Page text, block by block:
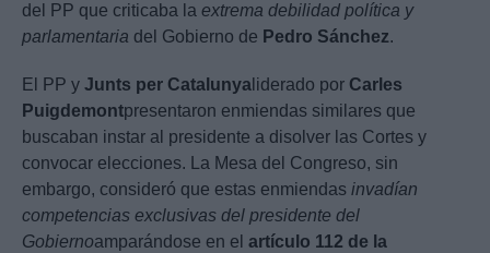
del PP que criticaba la extrema debilidad política y
parlamentaria del Gobierno de Pedro Sánchez.
El PP y Junts per Catalunya liderado por Carles
Puigdemontpresentaron enmiendas similares que
buscaban instar al presidente a disolver las Cortes y
convocar elecciones. La Mesa del Congreso, sin
embargo, consideró que estas enmiendas invadían
competencias exclusivas del presidente del
Gobiernoamparándose en el artículo 112 de la